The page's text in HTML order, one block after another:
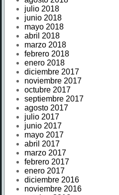
julio 2018
junio 2018
mayo 2018
abril 2018
marzo 2018
febrero 2018
enero 2018
diciembre 2017
noviembre 2017
octubre 2017
septiembre 2017
agosto 2017
julio 2017
junio 2017
mayo 2017
abril 2017
marzo 2017
febrero 2017
enero 2017
diciembre 2016
noviembre 2016